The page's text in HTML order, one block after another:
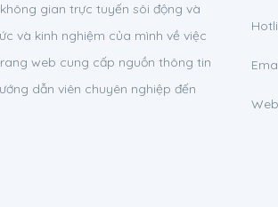
gian trực tuyến sôi động và
và kinh nghiệm của mình về việc
web cung cấp nguồn thông tin
dẫn viên chuyên nghiệp đến